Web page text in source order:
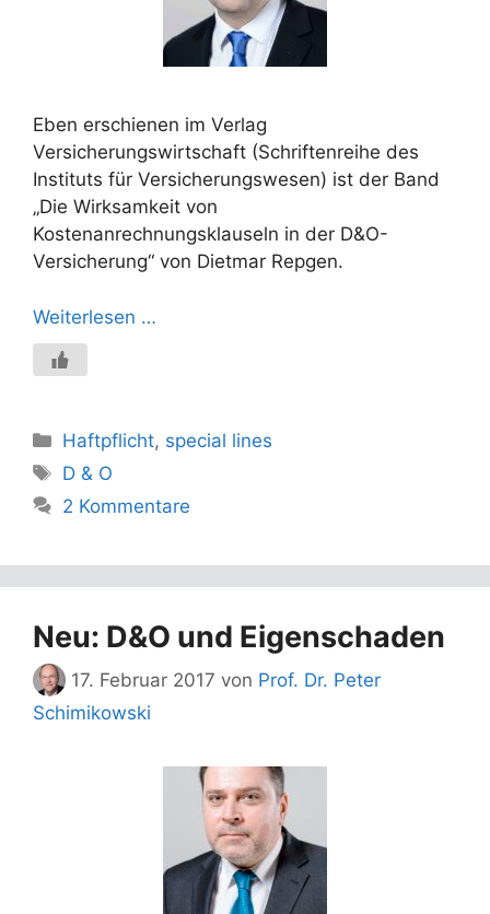
Eben erschienen im Verlag
Versicherungswirtschaft (Schriftenreihe des
Instituts für Versicherungswesen) ist der Band
„Die Wirksamkeit von
Kostenanrechnungsklauseln in der D&O-
Versicherung“ von Dietmar Repgen.
Weiterlesen …
Kategorien
Haftpflicht, special lines
Schlagwörter
D & O
2 Kommentare
Neu: D&O und Eigenschaden
17. Februar 2017 von Prof. Dr. Peter
Schimikowski